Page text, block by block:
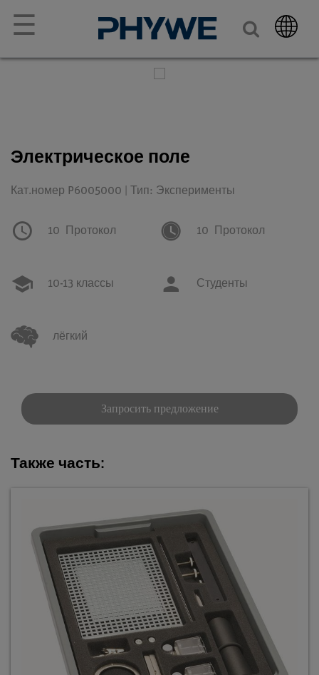
☰
Электрическое поле
Кат.номер P6005000 | Тип: Эксперименты
10 Протокол 10 Протокол
10-13 классы Студенты
лёгкий
Запросить предложение
Также часть: